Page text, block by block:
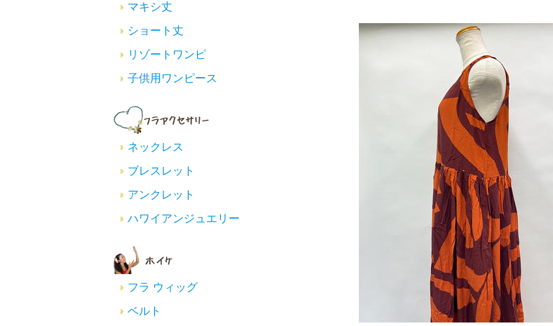
マキシ丈
ショート丈
リゾートワンピ
子供用ワンピース
ネックレス
ブレスレット
アンクレット
ハワイアンジュエリー
フラ ウィッグ
ベルト